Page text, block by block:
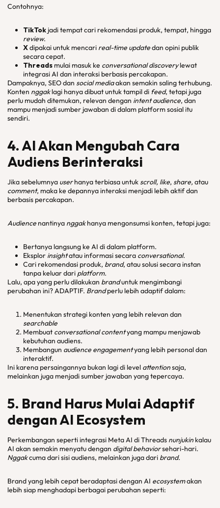
Contohnya:
TikTok jadi tempat cari rekomendasi produk, tempat, hingga
review.
Xdipakai untuk mencari real-time updatedan opini publik
secara cepat.
Threads mulai masuk ke conversational discoverylewat
integrasi AI dan interaksi berbasis percakapan.
Dampaknya, SEO dan social mediaakan semakin saling terhubung.
Konten nggaklagi hanya dibuat untuk tampil di feed, tetapi juga
perlu mudah ditemukan, relevan dengan intent audience, dan
mampu menjadi sumber jawaban di dalam platform sosial itu
sendiri.
4. AI Akan Mengubah Cara
Audiens Berinteraksi
Jika sebelumnya userhanya terbiasa untuk scroll, like, share, atau
comment, maka ke depannya interaksi menjadi lebih aktif dan
berbasis percakapan.
Audience nantinya nggakhanya mengonsumsi konten, tetapi juga:
Bertanya langsung ke AI di dalam platform.
Eksplor insightatau informasi secara conversational.
Cari rekomendasi produk, brand, atau solusi secara instan
tanpa keluar dari platform.
Lalu, apa yang perlu dilakukan branduntuk mengimbangi
perubahan ini? ADAPTIF. Brandperlu lebih adaptif dalam:
Menentukan strategi konten yang lebih relevan dan
searchable
Membuat conversational contentyang mampu menjawab
kebutuhan audiens.
Membangun audience engagementyang lebih personal dan
interaktif.
Ini karena persaingannya bukan lagi di level attentionsaja,
melainkan juga menjadi sumber jawaban yang tepercaya.
5. Brand Harus Mulai Adaptif
dengan AI Ecosystem
Perkembangan seperti integrasi Meta AI di Threads nunjukin kalau
AI akan semakin menyatu dengan digital behaviorsehari-hari.
Nggakcuma dari sisi audiens, melainkan juga dari brand.
Brand yang lebih cepat beradaptasi dengan AI ecosystemakan
lebih siap menghadapi berbagai perubahan seperti: